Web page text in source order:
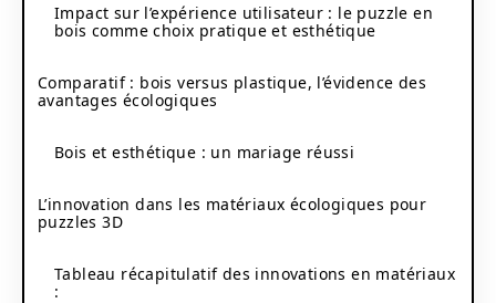
Impact sur l’expérience utilisateur : le puzzle en
bois comme choix pratique et esthétique
Comparatif : bois versus plastique, l’évidence des
avantages écologiques
Bois et esthétique : un mariage réussi
L’innovation dans les matériaux écologiques pour
puzzles 3D
Tableau récapitulatif des innovations en matériaux
: